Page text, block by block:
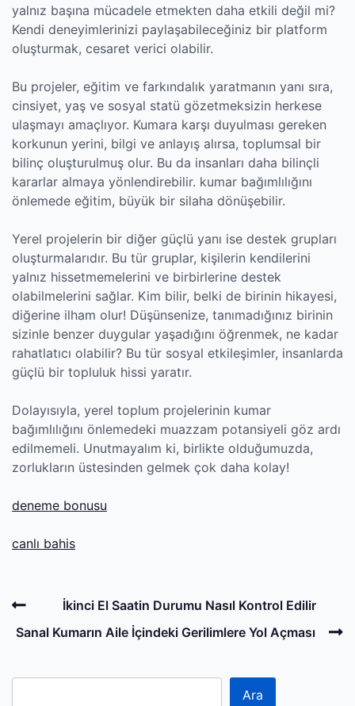
yalnız başına mücadele etmekten daha etkili değil mi?
Kendi deneyimlerinizi paylaşabileceğiniz bir platform
oluşturmak, cesaret verici olabilir.
Bu projeler, eğitim ve farkındalık yaratmanın yanı sıra,
cinsiyet, yaş ve sosyal statü gözetmeksizin herkese
ulaşmayı amaçlıyor. Kumara karşı duyulması gereken
korkunun yerini, bilgi ve anlayış alırsa, toplumsal bir
bilinç oluşturulmuş olur. Bu da insanları daha bilinçli
kararlar almaya yönlendirebilir. kumar bağımlılığını
önlemede eğitim, büyük bir silaha dönüşebilir.
Yerel projelerin bir diğer güçlü yanı ise destek grupları
oluşturmalarıdır. Bu tür gruplar, kişilerin kendilerini
yalnız hissetmemelerini ve birbirlerine destek
olabilmelerini sağlar. Kim bilir, belki de birinin hikayesi,
diğerine ilham olur! Düşünsenize, tanımadığınız birinin
sizinle benzer duygular yaşadığını öğrenmek, ne kadar
rahatlatıcı olabilir? Bu tür sosyal etkileşimler, insanlarda
güçlü bir topluluk hissi yaratır.
Dolayısıyla, yerel toplum projelerinin kumar
bağımlılığını önlemedeki muazzam potansiyeli göz ardı
edilmemeli. Unutmayalım ki, birlikte olduğumuzda,
zorlukların üstesinden gelmek çok daha kolay!
deneme bonusu
canlı bahis
Post
navigation
Previous
Post
İkinci El Saatin Durumu Nasıl Kontrol Edilir
Sanal Kumarın Aile İçindeki Gerilimlere Yol Açması
Ara